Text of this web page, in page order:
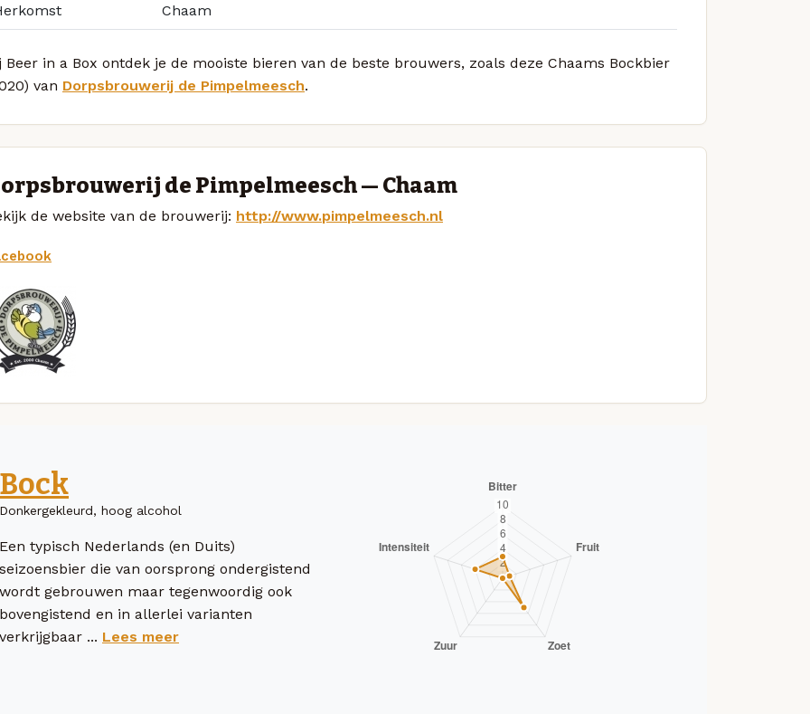
Chaam
Beer in a Box ontdek je de mooiste bieren van de beste brouwers, zoals deze Chaams Bockbier
van Dorpsbrouwerij de Pimpelmeesch.
de Pimpelmeesch — Chaam
de website van de brouwerij: http://www.pimpelmeesch.nl
Bock
Donkergekleurd, hoog alcohol
Een typisch Nederlands (en Duits)
seizoensbier die van oorsprong ondergistend
wordt gebrouwen maar tegenwoordig ook
bovengistend en in allerlei varianten
verkrijgbaar ... Lees meer